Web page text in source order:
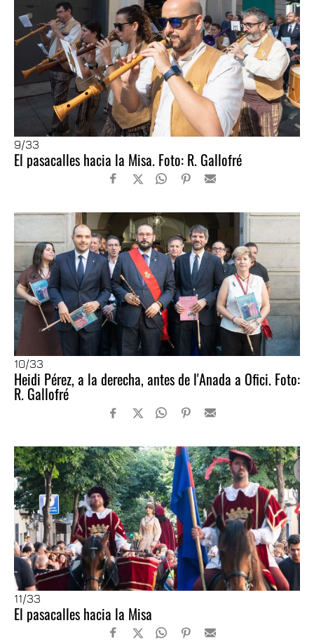
9/33
El pasacalles hacia la Misa. Foto: R. Gallofré
10/33
Heidi Pérez, a la derecha, antes de l'Anada a Ofici. Foto:
R. Gallofré
11/33
El pasacalles hacia la Misa